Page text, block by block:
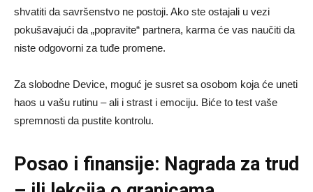
shvatiti da savršenstvo ne postoji. Ako ste ostajali u vezi
pokušavajući da „popravite“ partnera, karma će vas naučiti da
niste odgovorni za tuđe promene.
Za slobodne Device, moguć je susret sa osobom koja će uneti
haos u vašu rutinu – ali i strast i emociju. Biće to test vaše
spremnosti da pustite kontrolu.
Posao i finansije: Nagrada za trud